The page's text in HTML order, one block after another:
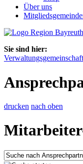
Über uns
Sie sind hier:
Verwaltungsgemeinschaft
drucken nach oben